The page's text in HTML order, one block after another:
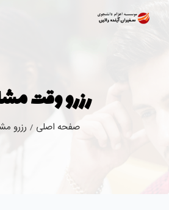
رزرو وقت
صفحه اصلی / رزرو